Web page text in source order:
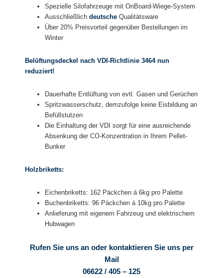
Spezielle Silofahrzeuge mit OnBoard-Wiege-System
Ausschließlich deutsche Qualitätsware
Über 20% Preisvorteil gegenüber Bestellungen im
Winter
Belüftungsdeckel nach VDI-Richtlinie 3464 nun
reduziert!
Dauerhafte Entlüftung von evtl. Gasen und Gerüchen
Spritzwasserschutz, demzufolge keine Eisbildung an
Befüllstutzen
Die Einhaltung der VDI sorgt für eine ausreichende
Absenkung der CO-Konzentration in Ihrem Pellet-
Bunker
Holzbriketts:
Eichenbriketts: 162 Päckchen á 6kg pro Palette
Buchenbriketts: 96 Päckchen á 10kg pro Palette
Anlieferung mit eigenem Fahrzeug und elektrischem
Hubwagen
Rufen Sie uns an oder kontaktieren Sie uns per
Mail
06622 / 405 – 125